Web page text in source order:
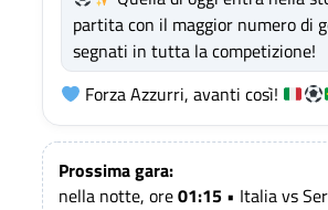
partita con il maggior numero di
segnati in tutta la competizione!
Forza Azzurri, avanti così!
Prossima gara:
nella notte, ore01:15 • Italia vs